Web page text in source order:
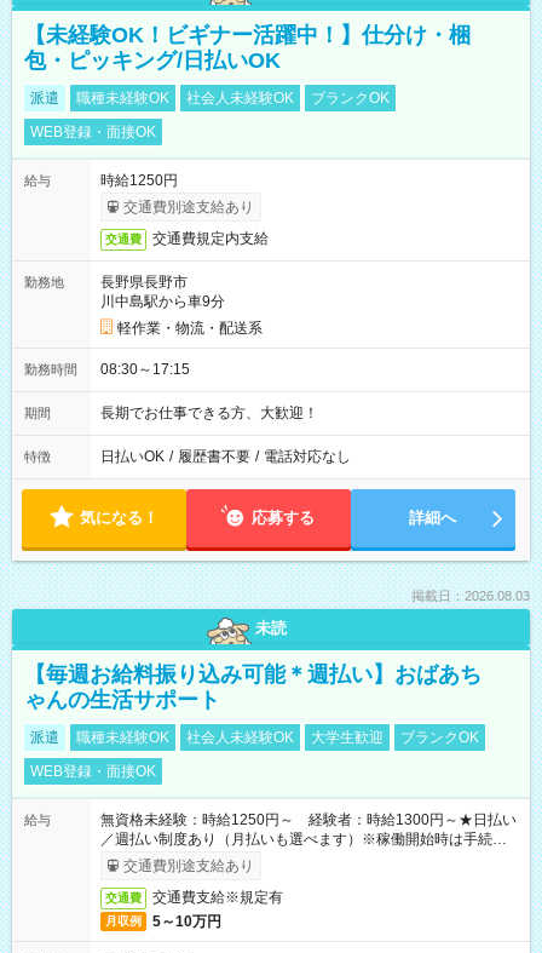
【未経験OK！ビギナー活躍中！】仕分け・梱
包・ピッキング/日払いOK
派遣 職種未経験OK 社会人未経験OK
ブランクOK
WEB登録・面接OK
給与
時給1250円
交通費別途支給あり
交通費 交通費規定内支給
勤務地
長野県長野市
川中島駅から車9分
軽作業・物流・配送系
勤務時間 08:30～17:15
期間 長期でお仕事できる方、大歓迎！
特徴 日払いOK / 履歴書不要 / 電話対応なし
気になる！ 応募する 詳細へ
掲載日：2026.08.03
未読
【毎週お給料振り込み可能＊週払い】おばあち
ゃんの生活サポート
派遣 職種未経験OK 社会人未経験OK 大学生歓迎
ブランクOK
WEB登録・面接OK
給与
無資格未経験：時給1250円～ 経験者：時給1300円～★日払い
／週払い制度あり（月払いも選べます）※稼働開始時は手続き完
了次第のお支払いとなります。
交通費別途支給あり
交通費 交通費支給※規定有
月収例 5～10万円